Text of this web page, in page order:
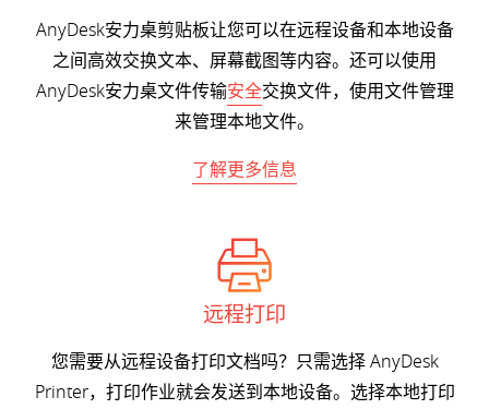
AnyDesk安力桌剪贴板让您可以在远程设备和本地设备
之间高效交换文本、屏幕截图等内容。还可以使用
AnyDesk安力桌文件传输安全交换文件，使用文件管理
来管理本地文件。
了解更多信息
远程打印
您需要从远程设备打印文档吗？只需选择 AnyDesk
Printer，打印作业就会发送到本地设备。选择本地打印